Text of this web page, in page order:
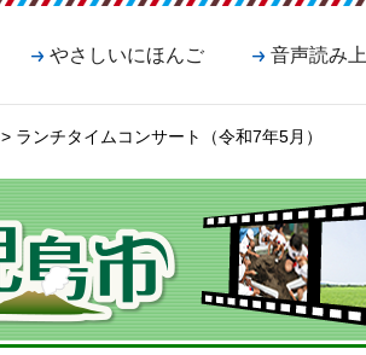
やさしいにほんご 音声読み
> ランチタイムコンサート（令和7年5月）